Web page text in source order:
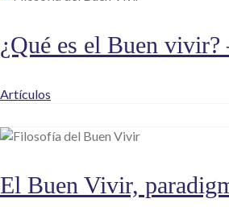
¿Qué es el Buen
Artículos
El Buen Vivir,